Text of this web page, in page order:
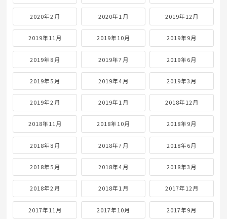
2020年2月 2020年1月 2019年12月
2019年11月 2019年10月 2019年9月
2019年8月 2019年7月 2019年6月
2019年5月 2019年4月 2019年3月
2019年2月 2019年1月 2018年12月
2018年11月 2018年10月 2018年9月
2018年8月 2018年7月 2018年6月
2018年5月 2018年4月 2018年3月
2018年2月 2018年1月 2017年12月
2017年11月 2017年10月 2017年9月